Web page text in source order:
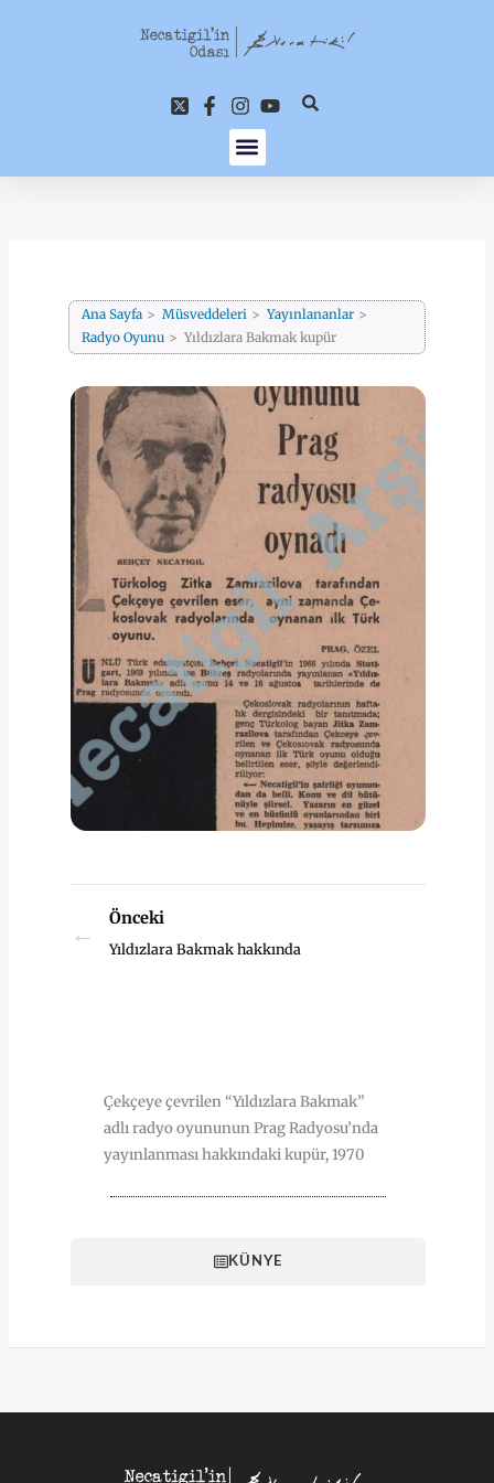
Ana Sayfa Müsveddeleri
Yayınlananlar
Radyo Oyunu
Yıldızlara Bakmak kupür
← Önceki
Yıldızlara Bakmak hakkında
KÜNYE
Çekçeye çevrilen “Yıldızlara Bakmak”
adlı radyo oyununun Prag Radyosu’nda
yayınlanması hakkındaki kupür, 1970